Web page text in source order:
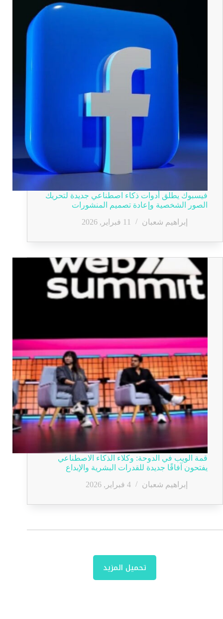
فيسبوك يطلق أدوات ذكاء اصطناعي جديدة لتحريك
الصور الشخصية وإعادة تصميم المنشورات
إبراهيم شعبان
11 فبراير, 2026
قمة الويب في الدوحة: وكلاء الذكاء الاصطناعي
يفتحون آفاقًا جديدة للقدرات البشرية والإبداع
إبراهيم شعبان
4 فبراير, 2026
تحميل المزيد